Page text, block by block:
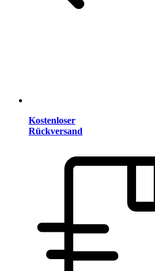
Kostenloser
Rückversand